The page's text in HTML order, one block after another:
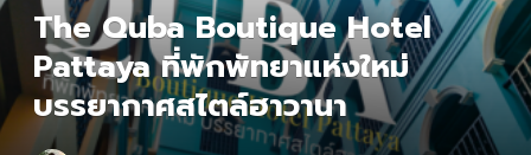
The Quba Boutique Hotel
Pattaya ที่พักพัทยาแห่งใหม่
บรรยากาศสไตล์ฮาวานา